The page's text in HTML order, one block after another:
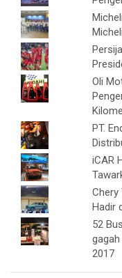
Oli
PT.
iCAR
Chery
Hadir
52
2017